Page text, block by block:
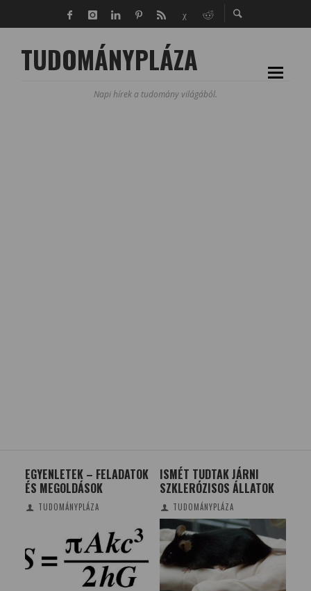
TUDOMÁNYPLÁZA
Napi hírek a tudomány világából.
EGYENLETEK – FELADATOK
ÉS MEGOLDÁSOK
TUDOMÁNYPLÁZA
ISMÉT TUDTAK JÁRNI
SZKLERÓZISOS ÁLLATOK
TUDOMÁNYPLÁZA